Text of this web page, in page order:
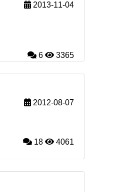
2013-11-04
6 3365
2012-08-07
18 4061